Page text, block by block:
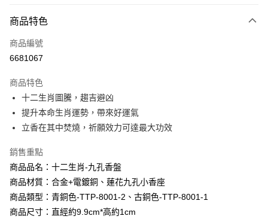
台灣樂天信用卡公司
玉山商業銀行
台灣樂天信用卡公司
元大商業銀行
台新國際商業銀行
台灣樂天信用卡公司
悠遊付
Google Pay
大哥付你分期
相關說明
【大哥付你分期使用說明】
1.本服務由台灣大哥大提供，台灣大哥大用戶可立即使用無須另外申請。
流程，驗證手機門號後，選擇欲分期的期數、繳款截止日，確認付款後即完
成交易。
3.實際核准額度、可分期數及費用金額請依後續交易確認頁面所載為準。
4.訂單成立30分鐘內，如未前往確認交易或遇審核未通過，訂單將自動取
消。如遇「轉專審核」未通過狀況，表示未達大哥付你分期系統評分，恕無
法說明評估內容。
AFTEE先享後付
相關說明
AFTEE先享後付是「在收到商品之後才付款」的支付方式。 讓您購物簡單
便利好安心！
１．簡單：不需註冊會員、不需綁卡、不需儲值。
２．便利：只要手機號碼，簡訊認證，即可結帳。
３．安心：先確認商品／服務後，再付款。
Hami Point
相關說明
「Hami Point」為中華電信所提供之點數服務，可於會員專區綁定中華電信
會員帳號後，即可在購物車使用 Hami Point 折抵消費金額 (1點等於1元)。
瓶 旅遊出門最安心
商品特色
商品編號
6681067
商品特色
十二生肖圖騰，趨吉避凶
提升本命生肖運勢，帶來好運氣
立香在其中焚燒，祈願效力可達最大功效
銷售重點
商品品名：十二生肖-九孔香盤
商品材質：合金+電鍍銅、蓮花九孔小香座
商品類型：青銅色-TTP-8001-2、古銅色-TTP-8001-1
商品尺寸：直經約9.9cm*高約1cm